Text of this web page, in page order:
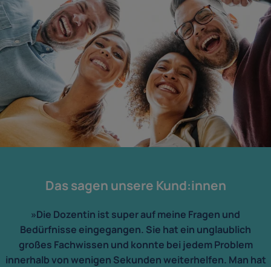
Das sagen unsere Kund:innen
»Die Dozentin ist super auf meine Fragen und
Bedürfnisse eingegangen. Sie hat ein unglaublich
großes Fachwissen und konnte bei jedem Problem
innerhalb von wenigen Sekunden weiterhelfen. Man hat